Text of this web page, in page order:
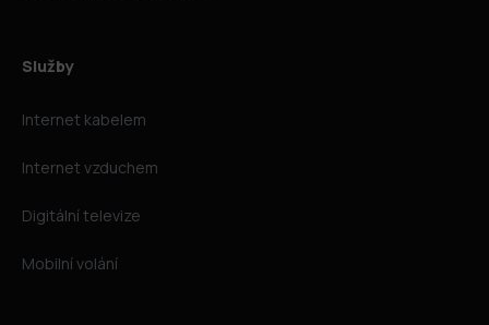
Služby
Internet kabelem
Internet vzduchem
Digitální televize
Mobilní volání